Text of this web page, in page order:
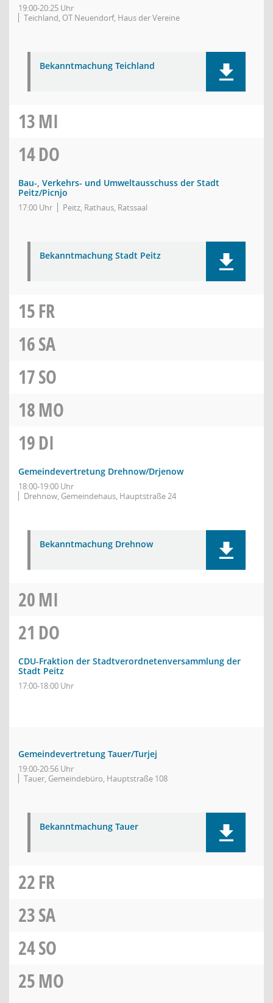
19:00-20:25 Uhr
Teichland, OT Neuendorf, Haus der Vereine
Bekanntmachung Teichland
13MI
14DO
Bau-, Verkehrs- und Umweltausschuss der Stadt
Peitz/Picnjo
17:00 Uhr Peitz, Rathaus, Ratssaal
Bekanntmachung Stadt Peitz
15FR
16SA
17SO
18MO
19DI
Gemeindevertretung Drehnow/Drjenow
18:00-19:00 Uhr
Drehnow, Gemeindehaus, Hauptstraße 24
Bekanntmachung Drehnow
20MI
21 DO
CDU-Fraktion der Stadtverordnetenversammlung der
Stadt Peitz
17:00-18:00 Uhr
Gemeindevertretung Tauer/Turjej
19:00-20:56 Uhr
Tauer, Gemeindebüro, Hauptstraße 108
Bekanntmachung Tauer
22FR
23SA
24SO
25MO